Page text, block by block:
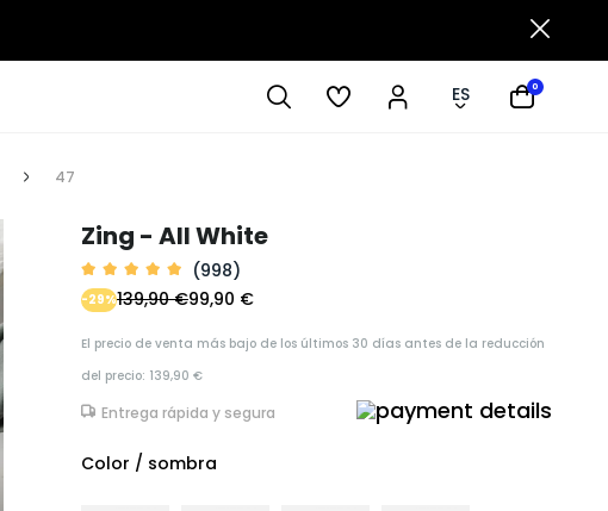
ES 0
47
Zing - All White
(998)
99,90 €
-29%139,90 €
El precio de venta más bajo de los últimos 30 días antes de la reducción
del precio: 139,90 €
Entrega rápida y segura
Color / sombra